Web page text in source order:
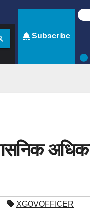
Subscribe
XGOVOFFICER